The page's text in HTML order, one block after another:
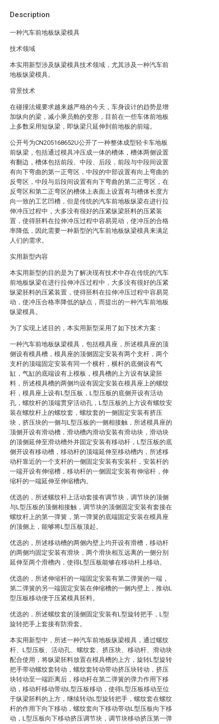
Description
一种汽车前地板纵梁模具
技术领域
本实用新型涉及纵梁模具技术领域，尤其涉及一种汽车前
地板纵梁模具。
背景技术
在碰撞法规要求越来越严格的今天，车身设计的趋势是增
加纵向的梁，减小乘员舱的变形，目前在一些车体前地板
上多数采用短纵梁，即纵梁只延伸到前地板的前端。
公开号为CN205168652U公开了一种整体成型轻卡车地板
前纵梁，包括通过模具冲压成一体的槽体，槽体两侧设置
有翻边，槽体包括前段、中段、后段，前段与中段间设置
有向下弯曲的第一正弯区，中段的中部设置有向上弯曲的
反弯区，中段与后段间设置有向下弯曲的第二正弯区，在
反弯区和第二正弯区的槽体上表面上设置有与槽体长度方
向一致的工艺凹槽，但是传统的汽车前地板纵梁在进行拉
伸冲压过程中，大多没有很好的压紧纵梁胚料的压紧装
置，使得胚料在拉伸冲压过程中容易晃动，使冲压的合格
率降低，因此需要一种新型的汽车前地板纵梁模具来满足
人们的需求。
实用新型内容
本实用新型的目的是为了解决现有技术中存在传统的汽车
前地板纵梁在进行拉伸冲压过程中，大多没有很好的压紧
纵梁胚料的压紧装置，使得胚料在拉伸冲压过程中容易晃
动，使冲压合格率降低的缺点，而提出的一种汽车前地板
纵梁模具。
为了实现上述目的，本实用新型采用了如下技术方案：
一种汽车前地板纵梁模具，包括模具座，所述模具座的顶
侧设有模具槽，模具座的顶侧固定安装有两个支杆，两个
支杆的顶端固定安装有同一个横杆，横杆的底侧设有气
缸，气缸的底端设有上模板，模具槽的上方设有纵梁胚
料，所述模具槽的两侧均设有固定安装在模具座上的螺纹
杆，模具座上设有L型压板，L型压板的底侧开设有活动
孔，螺纹杆的顶端贯穿活动孔，L型压板的上方设有螺纹安
装在螺纹杆上的螺纹套，螺纹套的一侧固定安装有挤压
块，挤压块的一侧与L型压板的一侧相接触，所述模具座的
顶侧开设有滑动槽，滑动槽内滑动安装有滑动块，滑动块
的顶侧延伸至滑动槽外并固定安装有移动杆，L型压板的底
侧开设有移动槽，移动杆的顶端延伸至移动槽内，所述移
动杆靠近的一个支杆的一侧固定安装有安装杆，安装杆的
一端开设有伸缩槽，移动杆的一侧固定安装有伸缩杆，伸
缩杆的一端延伸至伸缩槽内。
优选的，所述螺纹杆上活动套接有调节块，调节块的顶侧
与L型压板的顶侧相接触，调节块的顶侧固定安装有套接在
螺纹杆上的第一弹簧，第一弹簧的底端固定安装在模具座
的顶侧上，能够将L型压板顶起。
优选的，所述移动槽的两侧内壁上均开设有滑槽，移动杆
的两侧均固定安装有滑块，两个滑块相互远离的一侧分别
延伸至两个滑槽内，使得L型压板能够在移动杆上移动。
优选的，所述伸缩杆的一端固定安装有第二弹簧的一端，
第二弹簧的另一端固定安装在伸缩槽的一侧内壁上，推动L
型压板移动便于压紧模具胚料。
优选的，所述螺纹套的顶侧固定安装有L型旋转把手，L型
旋转把手上套接有防滑套。
本实用新型中，所述一种汽车前地板纵梁模具，通过螺纹
杆、L型压板、活动孔、螺纹套、挤压块、移动杆、滑动块
配合使用，将纵梁胚料放置在模具槽的上方，旋转L型旋转
把手带动螺纹套转动，螺纹套转动带动挤压块转动，挤压
块转动至一端距离后，移动杆在第二弹簧的弹力作用下移
动，移动杆移动带动L型压板移动，使得L型压板移动至位
于纵梁胚料的上方，继续转动L型旋转把手，螺纹套在螺纹
杆的作用下向下移动，螺纹套向下移动带动L型压板向下移
动，L型压板向下移动挤压调节块，调节块移动挤压第一弹